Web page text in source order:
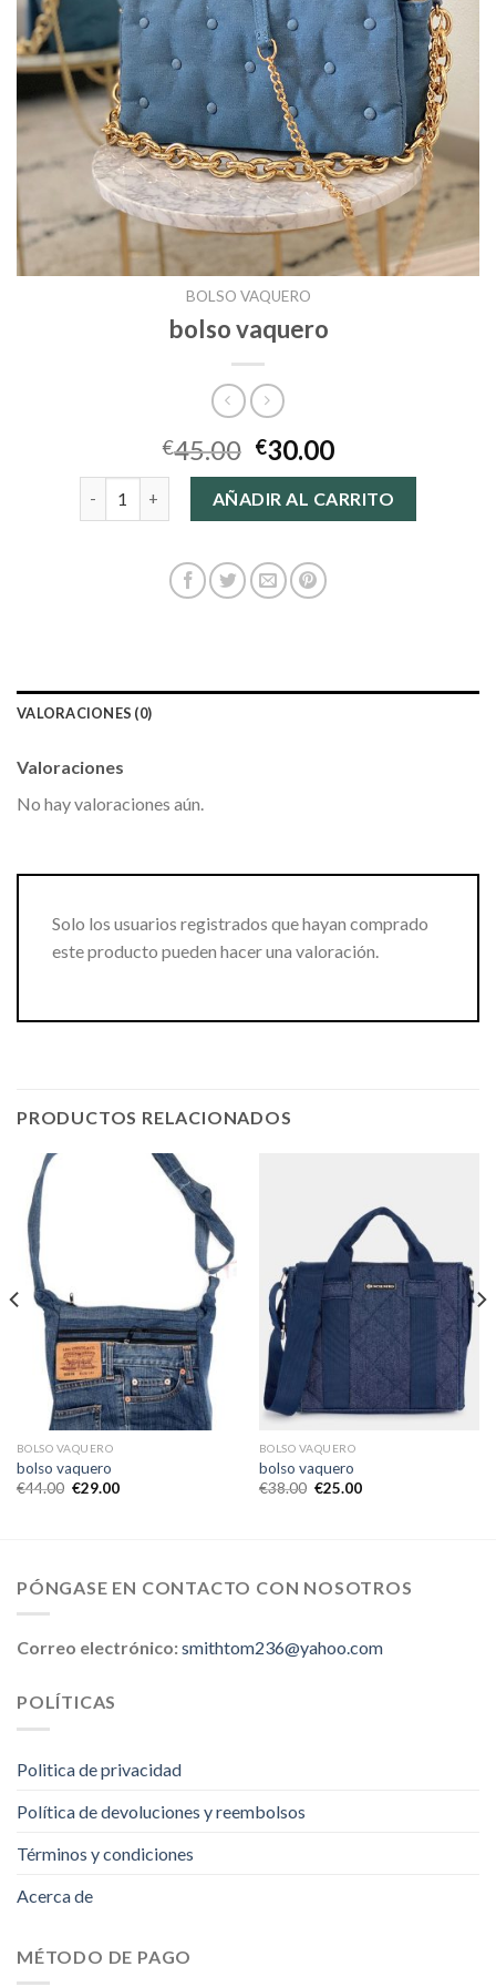
BOLSO VAQUERO
bolso vaquero
€45.00 €30.00
bolso vaquero cantidadAÑADIR AL CARRITO
VALORACIONES (0)
Valoraciones
No hay valoraciones aún.
Solo los usuarios registrados que hayan comprado
este producto pueden hacer una valoración.
PRODUCTOS RELACIONADOS
BOLSO VAQUERO
bolso vaquero
€44.00 €29.00
BOLSO VAQUERO
bolso vaquero
€38.00 €25.00
PÓNGASE EN CONTACTO CON NOSOTROS
Correo electrónico:smithtom236@yahoo.com
POLÍTICAS
Politica de privacidad
Política de devoluciones y reembolsos
Términos y condiciones
Acerca de
MÉTODO DE PAGO